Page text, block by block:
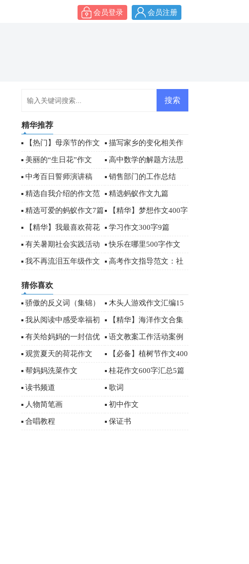
会员登录 会员注册
精华推荐
【热门】母亲节的作文
汇总7篇
描写家乡的变化相关作
文
美丽的“生日花”作文 高中数学的解题方法思
想
中考百日誓师演讲稿
【荐】
销售部门的工作总结
精选自我介绍的作文范
文
精选蚂蚁作文九篇
精选可爱的蚂蚁作文7篇 【精华】梦想作文400字
3篇
【精华】我最喜欢荷花
作文4篇
学习作文300字9篇
有关暑期社会实践活动
总结
快乐在哪里500字作文
我不再流泪五年级作文 高考作文指导范文：社
猜你喜欢
骄傲的反义词（集锦） 木头人游戏作文汇编15
篇
我从阅读中感受幸福初
三作文3篇
【精华】海洋作文合集
十篇
有关给妈妈的一封信优
秀作文合集七篇
语文教案工作活动案例
观赏夏天的荷花作文 【必备】植树节作文400
字汇编5篇
帮妈妈洗菜作文 桂花作文600字汇总5篇
读书频道 歌词
人物简笔画 初中作文
合唱教程 保证书